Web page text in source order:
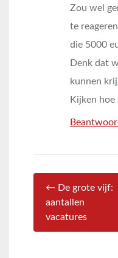
Zou wel
te
die 5000
Denk dat
kunnen
Kijken
← De grote vijf:
aantallen
vacatures